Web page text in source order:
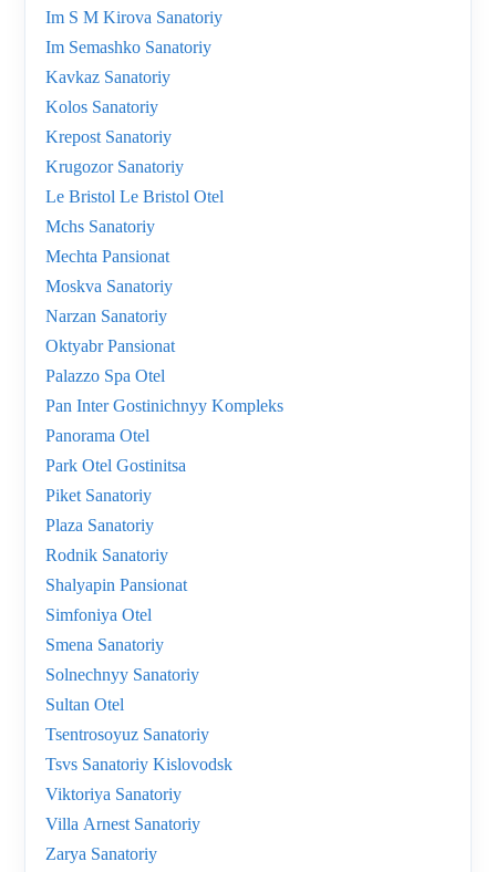
Im S M Kirova Sanatoriy
Im Semashko Sanatoriy
Kavkaz Sanatoriy
Kolos Sanatoriy
Krepost Sanatoriy
Krugozor Sanatoriy
Le Bristol Le Bristol Otel
Mchs Sanatoriy
Mechta Pansionat
Moskva Sanatoriy
Narzan Sanatoriy
Oktyabr Pansionat
Palazzo Spa Otel
Pan Inter Gostinichnyy Kompleks
Panorama Otel
Park Otel Gostinitsa
Piket Sanatoriy
Plaza Sanatoriy
Rodnik Sanatoriy
Shalyapin Pansionat
Simfoniya Otel
Smena Sanatoriy
Solnechnyy Sanatoriy
Sultan Otel
Tsentrosoyuz Sanatoriy
Tsvs Sanatoriy Kislovodsk
Viktoriya Sanatoriy
Villa Arnest Sanatoriy
Zarya Sanatoriy